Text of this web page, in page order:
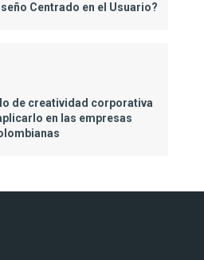
Centrado en el Usuario?
de creatividad corporativa
en las empresas